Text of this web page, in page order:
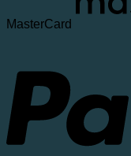
MasterCard